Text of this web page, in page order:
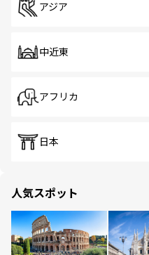
アジア
中近東
アフリカ
日本
人気スポット